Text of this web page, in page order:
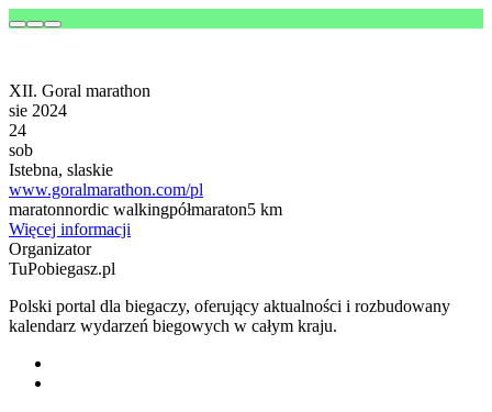
XII. Goral marathon
sie 2024
24
sob
Istebna, slaskie
www.goralmarathon.com/pl
maratonnordic walkingpółmaraton5 km
Więcej informacji
Organizator
TuPobiegasz.pl
Polski portal dla biegaczy, oferujący aktualności i rozbudowany
kalendarz wydarzeń biegowych w całym kraju.